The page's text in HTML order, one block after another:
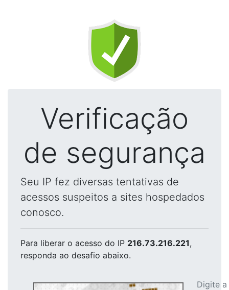
Verificação
de segurança
Seu IP fez diversas tentativas de
acessos suspeitos a sites hospedados
conosco.
Para liberar o acesso do IP 216.73.216.221,
responda ao desafio abaixo.
Digite